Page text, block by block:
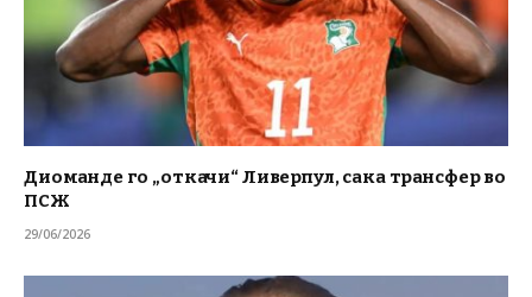
Диоманде го „откачи“ Ливерпул, сака трансфер во
ПСЖ
29/06/2026